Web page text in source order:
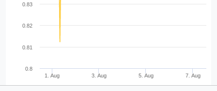
1. Aug 3. Aug 5. Aug 7. Aug
0.8
0.81
0.82
0.83